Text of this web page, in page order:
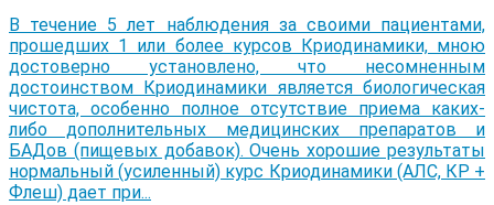
В течение 5 лет наблюдения за своими пациентами,
прошедших 1 или более курсов Криодинамики, мною
достоверно установлено, что несомненным
достоинством Криодинамики является биологическая
чистота, особенно полное отсутствие приема каких-
либо дополнительных медицинских препаратов и
БАДов (пищевых добавок). Очень хорошие результаты
нормальный (усиленный) курс Криодинамики (АЛС, КР +
Флеш) дает при...